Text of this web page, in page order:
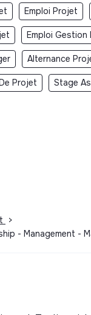
Emploi Projet
Emploi Gestion
Alternance
Projet Stage
>
- Management -